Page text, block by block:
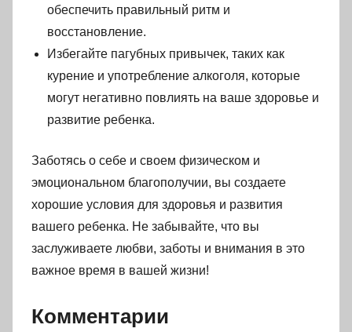
обеспечить правильный ритм и
восстановление.
Избегайте пагубных привычек, таких как
курение и употребление алкоголя, которые
могут негативно повлиять на ваше здоровье и
развитие ребенка.
Заботясь о себе и своем физическом и
эмоциональном благополучии, вы создаете
хорошие условия для здоровья и развития
вашего ребенка. Не забывайте, что вы
заслуживаете любви, заботы и внимания в это
важное время в вашей жизни!
Комментарии